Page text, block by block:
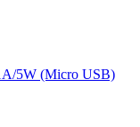
5W (Micro USB)